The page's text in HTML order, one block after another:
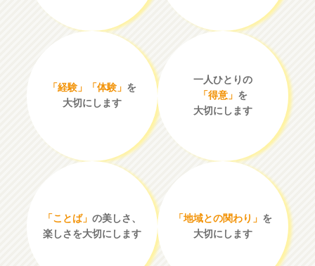
「経験」「体験」 を
大切にします
一人ひとりの
「得意」 を
大切にします
「ことば」の美しさ、
楽しさを大切にします
「地域との関わり」 を
大切にします